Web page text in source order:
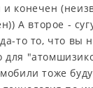
конечен
А второе -
то то, что вы
тоже